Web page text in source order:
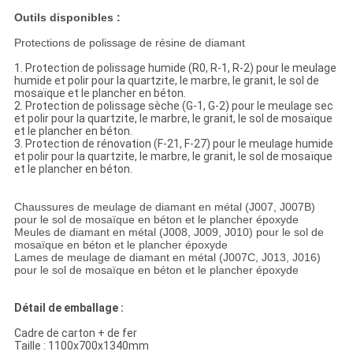
Outils disponibles :
Protections de polissage de résine de diamant
1. Protection de polissage humide (R0, R-1, R-2) pour le meulage
humide et polir pour la quartzite, le marbre, le granit, le sol de
mosaïque et le plancher en béton.
2. Protection de polissage sèche (G-1, G-2) pour le meulage sec
et polir pour la quartzite, le marbre, le granit, le sol de mosaïque
et le plancher en béton.
3. Protection de rénovation (F-21, F-27) pour le meulage humide
et polir pour la quartzite, le marbre, le granit, le sol de mosaïque
et le plancher en béton.
Chaussures de meulage de diamant en métal (J007, J007B)
pour le sol de mosaïque en béton et le plancher époxyde
Meules de diamant en métal (J008, J009, J010) pour le sol de
mosaïque en béton et le plancher époxyde
Lames de meulage de diamant en métal (J007C, J013, J016)
pour le sol de mosaïque en béton et le plancher époxyde
Détail de emballage :
Cadre de carton + de fer
Taille : 1100x700x1340mm